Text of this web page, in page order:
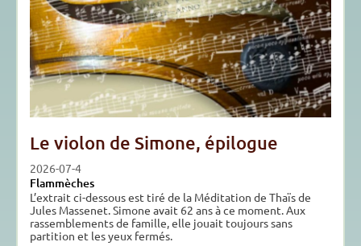
Le violon de Simone, épilogue
2026-07-4
Flammèches
L’extrait ci-dessous est tiré de la Méditation de Thaïs de
Jules Massenet. Simone avait 62 ans à ce moment. Aux
rassemblements de famille, elle jouait toujours sans
partition et les yeux fermés.